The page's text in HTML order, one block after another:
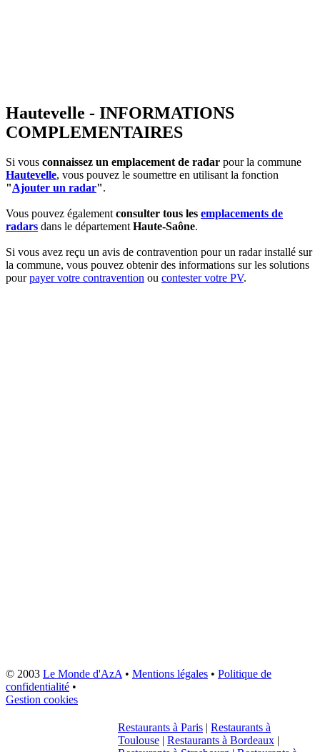
Hautevelle - INFORMATIONS
COMPLEMENTAIRES
Si vous connaissez un emplacement de radar pour la commune
Hautevelle, vous pouvez le soumettre en utilisant la fonction
"Ajouter un radar".
Vous pouvez égalementconsulter tous les emplacements de
radars dans le départementHaute-Saône.
Si vous avez reçu un avis de contravention pour un radar installé sur
la commune, vous pouvez obtenir des informations sur les solutions
pourpayer votre contravention ou contester votre PV.
© 2003 Le Monde d'AzA• Mentions légales • Politique de
confidentialité •
Gestion cookies
Restaurants à Paris | Restaurants à
Toulouse | Restaurants à Bordeaux |